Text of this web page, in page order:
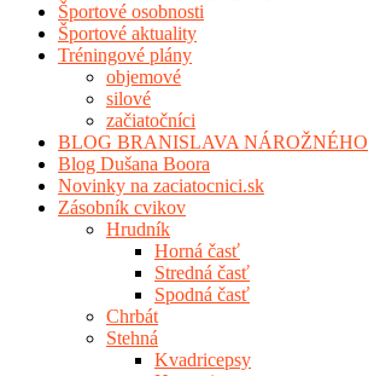
Športové osobnosti
Športové aktuality
Tréningové plány
objemové
silové
začiatočníci
BLOG BRANISLAVA NÁROŽNÉHO
Blog Dušana Boora
Novinky na zaciatocnici.sk
Zásobník cvikov
Hrudník
Horná časť
Stredná časť
Spodná časť
Chrbát
Stehná
Kvadricepsy